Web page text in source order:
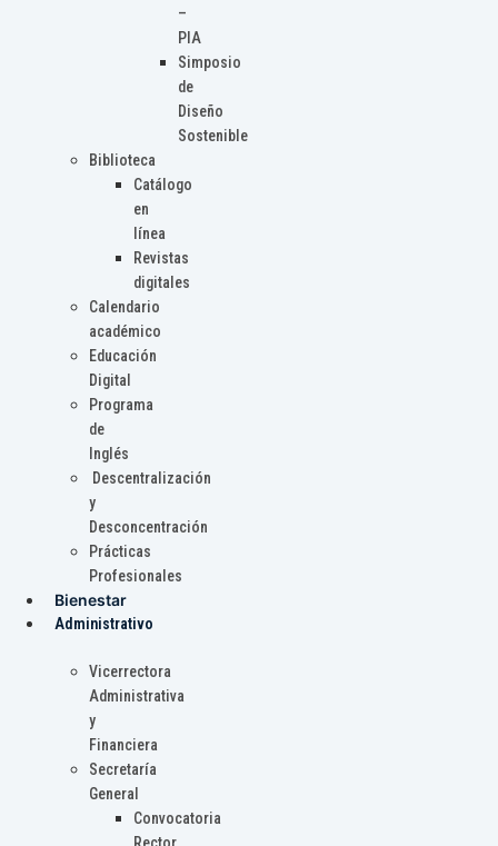
–
PIA
Simposio
de
Diseño
Sostenible
Biblioteca
Catálogo
en
línea
Revistas
digitales
Calendario
académico
Educación
Digital
Programa
de
Inglés
Descentralización
y
Desconcentración
Prácticas
Profesionales
Bienestar
Administrativo
Vicerrectora
Administrativa
y
Financiera
Secretaría
General
Convocatoria